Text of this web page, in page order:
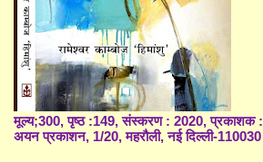
मूल्य;300, पृष्ठ :149, संस्करण : 2020, प्रकाशक :
अयन प्रकाशन, 1/20, महरौली, नई दिल्ली-110030